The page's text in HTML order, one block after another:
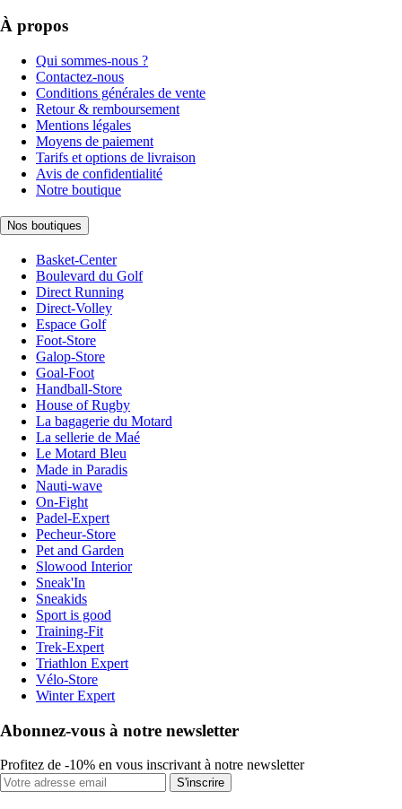
À propos
Qui sommes-nous ?
Contactez-nous
Conditions générales de vente
Retour & remboursement
Mentions légales
Moyens de paiement
Tarifs et options de livraison
Avis de confidentialité
Notre boutique
Nos boutiques
Basket-Center
Boulevard du Golf
Direct Running
Direct-Volley
Espace Golf
Foot-Store
Galop-Store
Goal-Foot
Handball-Store
House of Rugby
La bagagerie du Motard
La sellerie de Maé
Le Motard Bleu
Made in Paradis
Nauti-wave
On-Fight
Padel-Expert
Pecheur-Store
Pet and Garden
Slowood Interior
Sneak'In
Sneakids
Sport is good
Training-Fit
Trek-Expert
Triathlon Expert
Vélo-Store
Winter Expert
Abonnez-vous à notre newsletter
Profitez de -10% en vous inscrivant à notre newsletter
S'inscrire